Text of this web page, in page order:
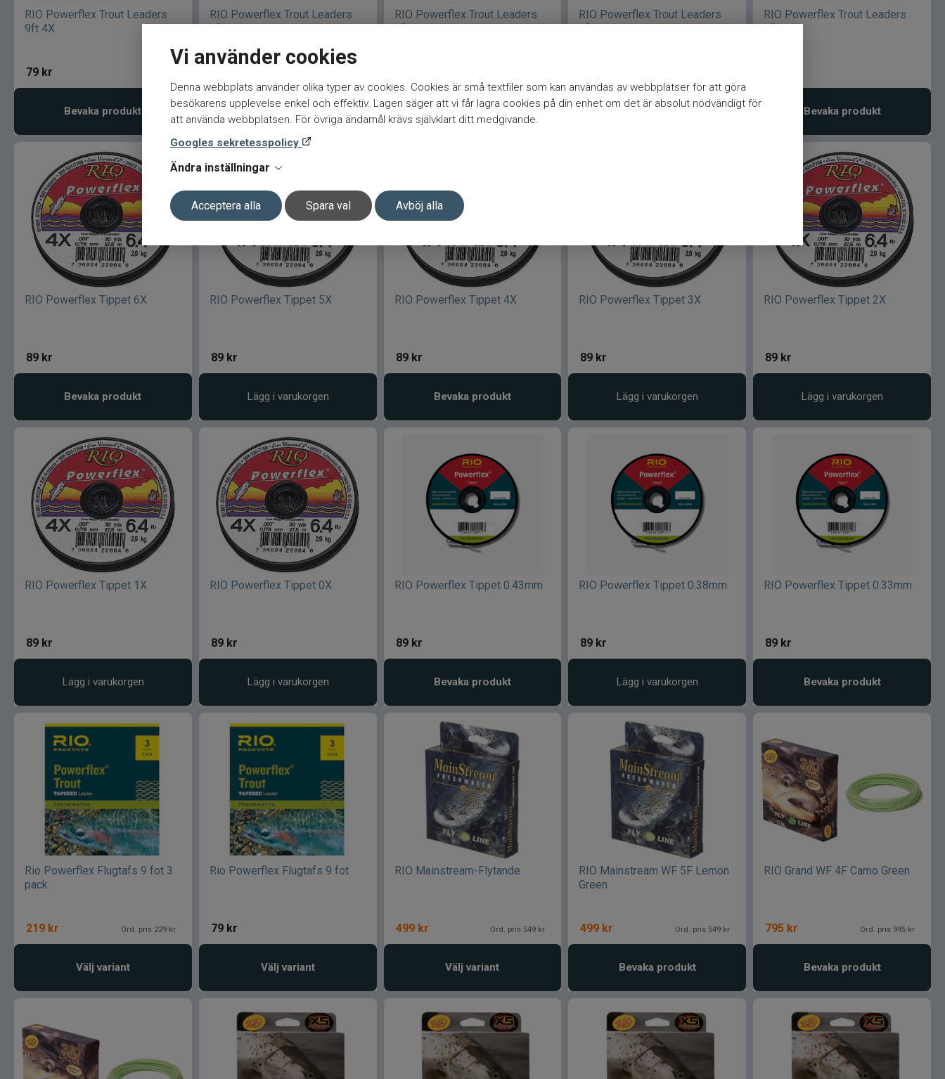
Vi använder cookies
Denna webbplats använder olika typer av cookies. Cookies är små textfiler som kan användas av webbplatser för att göra
besökarens upplevelse enkel och effektiv. Lagen säger att vi får lagra cookies på din enhet om det är absolut nödvändigt för
att använda webbplatsen. För övriga ändamål krävs självklart ditt medgivande.
Googles sekretesspolicy
Ändra inställningar
Acceptera alla Spara val Avböj alla
RIO Powerflex Trout Leaders
9ft 4X
79 kr
Bevaka produkt
RIO Powerflex Trout Leaders
9ft 3X
Bevaka produkt
RIO Powerflex Trout Leaders
9ft 2X
Bevaka produkt
RIO Powerflex Trout Leaders
9ft 1X
Bevaka produkt
RIO Powerflex Trout Leaders
9ft 0X
Bevaka produkt
RIO Powerflex Tippet 6X
89 kr
Bevaka produkt
RIO Powerflex Tippet 5X
89 kr
Lägg i varukorgen
RIO Powerflex Tippet 4X
89 kr
Bevaka produkt
RIO Powerflex Tippet 3X
89 kr
Lägg i varukorgen
RIO Powerflex Tippet 2X
89 kr
Lägg i varukorgen
RIO Powerflex Tippet 1X
89 kr
Lägg i varukorgen
RIO Powerflex Tippet 0X
89 kr
Lägg i varukorgen
RIO Powerflex Tippet 0.43mm
89 kr
Bevaka produkt
RIO Powerflex Tippet 0.38mm
89 kr
Lägg i varukorgen
RIO Powerflex Tippet 0.33mm
89 kr
Bevaka produkt
Rio Powerflex Flugtafs 9 fot 3
pack
219 kr Ord. pris 229 kr
Välj variant
Rio Powerflex Flugtafs 9 fot
79 kr
Välj variant
RIO Mainstream-Flytande
499 kr Ord. pris 549 kr
Välj variant
RIO Mainstream WF 5F Lemon
Green
499 kr Ord. pris 549 kr
Bevaka produkt
RIO Grand WF 4F Camo Green
795 kr Ord. pris 995 kr
Bevaka produkt